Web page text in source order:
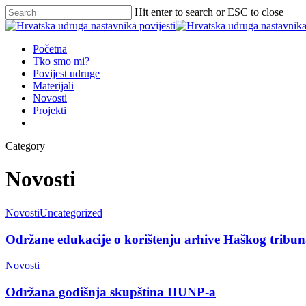
Hit enter to search or ESC to close
Početna
Tko smo mi?
Povijest udruge
Materijali
Novosti
Projekti
Category
Novosti
NovostiUncategorized
Održane edukacije o korištenju arhive Haškog
Novosti
Održana godišnja skupština HUNP-a